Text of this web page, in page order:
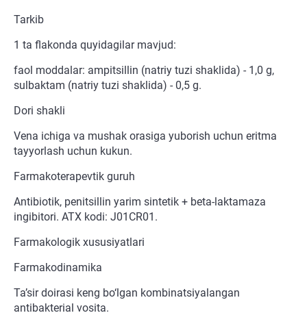
Tarkib
1 ta flakonda quyidagilar mavjud:
faol moddalar: ampitsillin (natriy tuzi shaklida) - 1,0 g,
sulbaktam (natriy tuzi shaklida) - 0,5 g.
Dori shakli
Vena ichiga va mushak orasiga yuborish uchun eritma
tayyorlash uchun kukun.
Farmakoterapevtik guruh
Antibiotik, penitsillin yarim sintetik + beta-laktamaza
ingibitori. ATX kodi: J01CR01.
Farmakologik xususiyatlari
Farmakodinamika
Ta’sir doirasi keng bo‘lgan kombinatsiyalangan
antibakterial vosita.